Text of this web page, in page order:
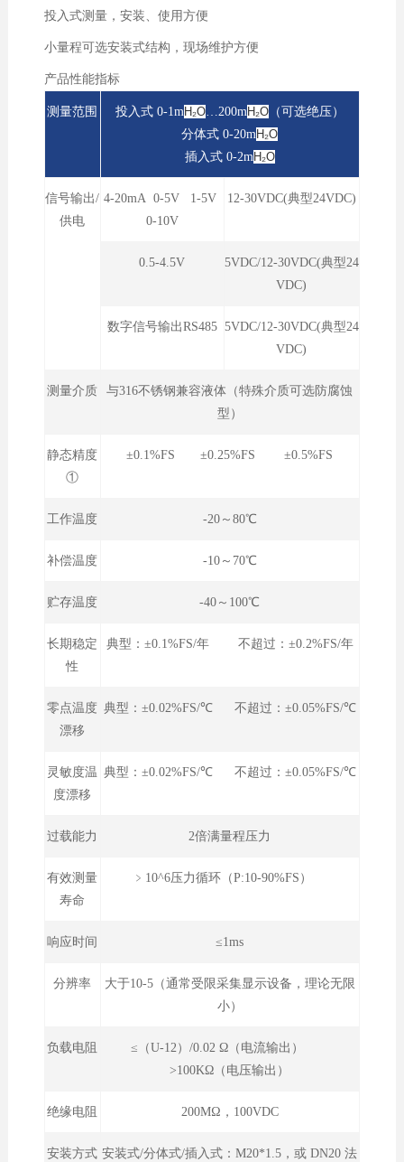
投入式测量，安装、使用方便
小量程可选安装式结构，现场维护方便
产品性能指标
测量范围 投入式 0-1mH₂O…200mH₂O（可选绝压）
分体式 0-20mH₂O
插入式 0-2mH₂O
信号输出/
供电
4-20mA 0-5V 1-5V
0-10V
12-30VDC(典型24VDC)
0.5-4.5V
5VDC/12-30VDC(典型24
VDC)
数字信号输出RS485 5VDC/12-30VDC(典型24
VDC)
测量介质
与316不锈钢兼容液体（特殊介质可选防腐蚀
型）
静态精度
①
±0.1%FS ±0.25%FS ±0.5%FS
工作温度 -20～80℃
补偿温度 -10～70℃
贮存温度 -40～100℃
长期稳定
性
典型：±0.1%FS/年 不超过：±0.2%FS/年
零点温度
漂移
典型：±0.02%FS/℃ 不超过：±0.05%FS/℃
灵敏度温
度漂移
典型：±0.02%FS/℃ 不超过：±0.05%FS/℃
过载能力 2倍满量程压力
有效测量
寿命
﹥10^6压力循环（P:10-90%FS）
响应时间 ≤1ms
分辨率
大于10-5（通常受限采集显示设备，理论无限
小）
负载电阻
≤（U-12）/0.02 Ω（电流输出）
>100KΩ（电压输出）
绝缘电阻 200MΩ，100VDC
安装方式 安装式/分体式/插入式：M20*1.5，或 DN20 法